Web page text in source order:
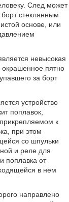
След может
стеклянным
основе, или
невысокая
окрашенное пятно
за борт
устройство
поплавок,
к
при этом
со шпульки
и реле для
поплавка от
в нем
направлено